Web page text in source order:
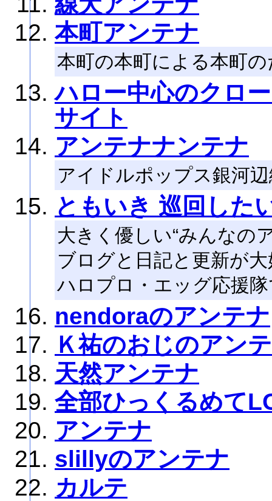
本町アンテナ
本町の本町による本町
ハロー中心のクロ
サイト
アンテナナンテナ
アイドルポップス銀河
ともいき 巡回した
大きく優しい“みんなの
ブログと日記と更新が
ハロプロ・エッグ応援
nendoraのアンテナ
Ｋ祐のおじのアン
天然アンテナ
全部ひっくるめて
アンテナ
slillyのアンテナ
カルテ